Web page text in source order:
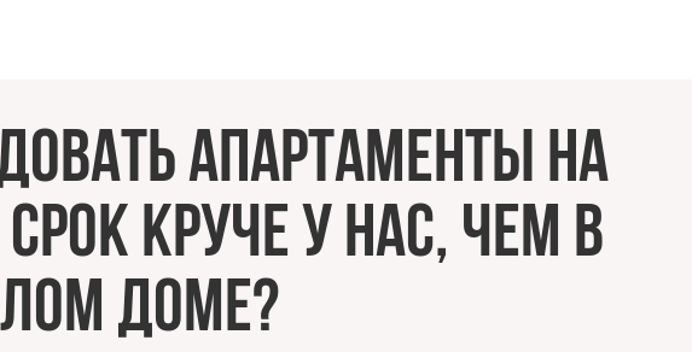
апартаменты на
круче у нас, чем в
доме?